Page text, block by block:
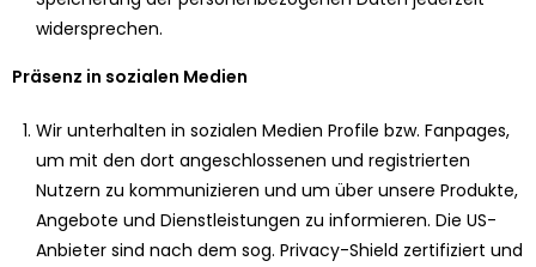
widersprechen.
Präsenz in sozialen Medien
Wir unterhalten in sozialen Medien Profile bzw. Fanpages,
um mit den dort angeschlossenen und registrierten
Nutzern zu kommunizieren und um über unsere Produkte,
Angebote und Dienstleistungen zu informieren. Die US-
Anbieter sind nach dem sog. Privacy-Shield zertifiziert und